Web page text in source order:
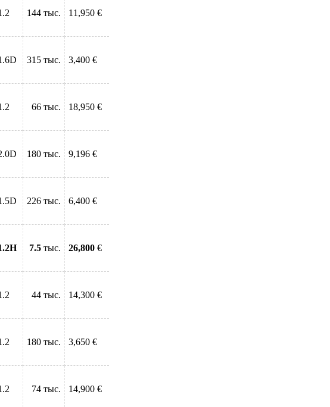
144 тыс. 11,950 €
315 тыс. 3,400 €
66 тыс. 18,950 €
180 тыс. 9,196 €
226 тыс. 6,400 €
7.5 тыс. 26,800 €
44 тыс. 14,300 €
180 тыс. 3,650 €
74 тыс. 14,900 €